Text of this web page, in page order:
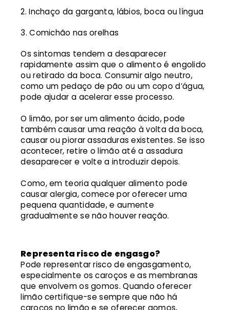
Inchaço da garganta, lábios, boca ou língua
Comichão nas orelhas
Os sintomas tendem a desaparecer
rapidamente assim que o alimento é engolido
ou retirado da boca. Consumir algo neutro,
como um pedaço de pão ou um copo d’água,
pode ajudar a acelerar esse processo.
O limão, por ser um alimento ácido, pode
também causar uma reação à volta da boca,
causar ou piorar assaduras existentes. Se isso
acontecer, retire o limão até a assadura
desaparecer e volte a introduzir depois.
Como, em teoria qualquer alimento pode
causar alergia, comece por oferecer uma
pequena quantidade, e aumente
gradualmente se não houver reação.
Representa risco de engasgo?
Pode representar risco de engasgamento,
especialmente os caroços e as membranas
que envolvem os gomos. Quando oferecer
limão certifique-se sempre que não há
caroços no limão e se oferecer gomos,